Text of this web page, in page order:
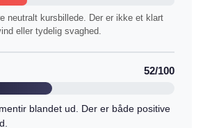
neutralt kursbillede. Der er ikke et klart
eller tydelig svaghed.
52/100
blandet ud. Der er både positive